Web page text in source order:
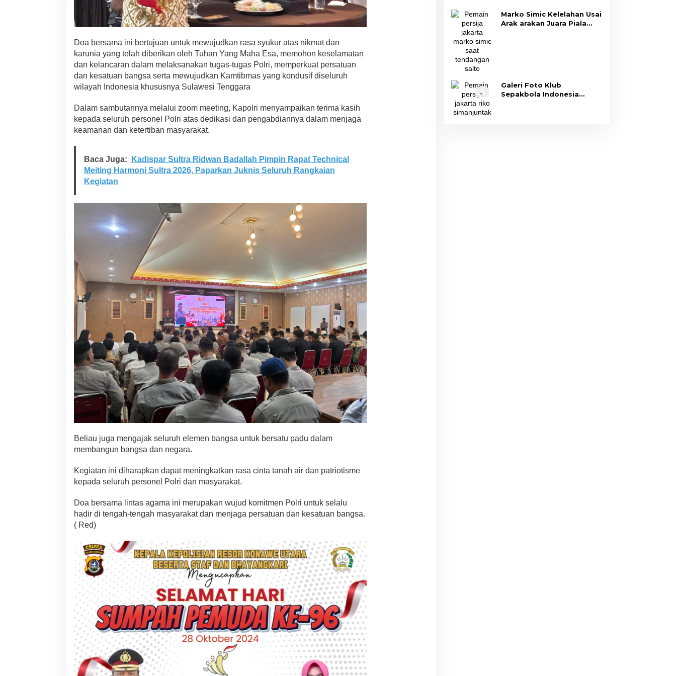
Doa bersama ini bertujuan untuk mewujudkan rasa syukur atas nikmat dan
karunia yang telah diberikan oleh Tuhan Yang Maha Esa, memohon keselamatan
dan kelancaran dalam melaksanakan tugas-tugas Polri, memperkuat persatuan
dan kesatuan bangsa serta mewujudkan Kamtibmas yang kondusif diseluruh
wilayah Indonesia khususnya Sulawesi Tenggara
Dalam sambutannya melalui zoom meeting, Kapolri menyampaikan terima kasih
kepada seluruh personel Polri atas dedikasi dan pengabdiannya dalam menjaga
keamanan dan ketertiban masyarakat.
Baca Juga:
Kadispar Sultra Ridwan Badallah Pimpin Rapat Technical
Meiting Harmoni Sultra 2026, Paparkan Juknis Seluruh Rangkaian
Kegiatan
Beliau juga mengajak seluruh elemen bangsa untuk bersatu padu dalam
membangun bangsa dan negara.
Kegiatan ini diharapkan dapat meningkatkan rasa cinta tanah air dan patriotisme
kepada seluruh personel Polri dan masyarakat.
Doa bersama lintas agama ini merupakan wujud komitmen Polri untuk selalu
hadir di tengah-tengah masyarakat dan menjaga persatuan dan kesatuan bangsa.
( Red)
Marko Simic Kelelahan Usai
Arak arakan Juara Piala
Galeri Foto Klub
Sepakbola Indonesia